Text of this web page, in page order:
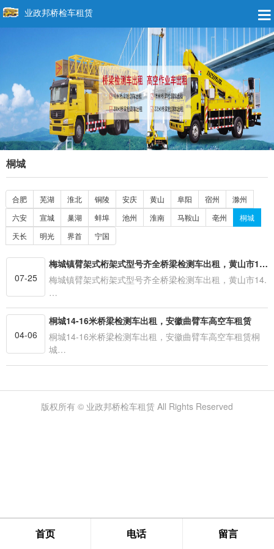
业政邦桥检车租赁
桐城
合肥 芜湖 淮北 铜陵 安庆 黄山 阜阳 宿州
滁州
六安
宣城 巢湖 蚌埠 池州 淮南 马鞍山 亳州
桐城
天长
明光 界首 宁国
07-25
梅城镇臂架式桁架式型号齐全桥梁检测车出租，黄山市14.16.18.20.22.24米桥梁检测车租赁
梅城镇臂架式桁架式型号齐全桥梁检测车出租，黄山市14.
…
04-06
桐城14-16米桥梁检测车出租，安徽曲臂车高空车租赁
桐城14-16米桥梁检测车出租，安徽曲臂车高空车租赁桐
城…
版权所有 © 业政邦桥检车租赁 All Rights Reserved
首页 电话 留言